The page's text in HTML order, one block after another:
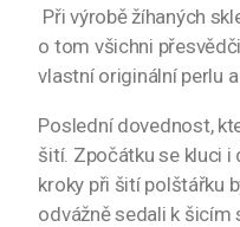
Při výrobě žíhaných
o tom všichni
vlastní originální perlu
Poslední dovednost,
šití. Zpočátku se kluci i
kroky při šití polštářku
odvážně sedali k šicím